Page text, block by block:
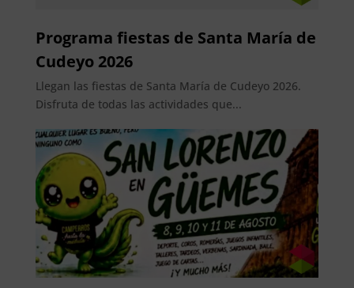
Programa fiestas de Santa María de
Cudeyo 2026
Llegan las fiestas de Santa María de Cudeyo 2026.
Disfruta de todas las actividades que...